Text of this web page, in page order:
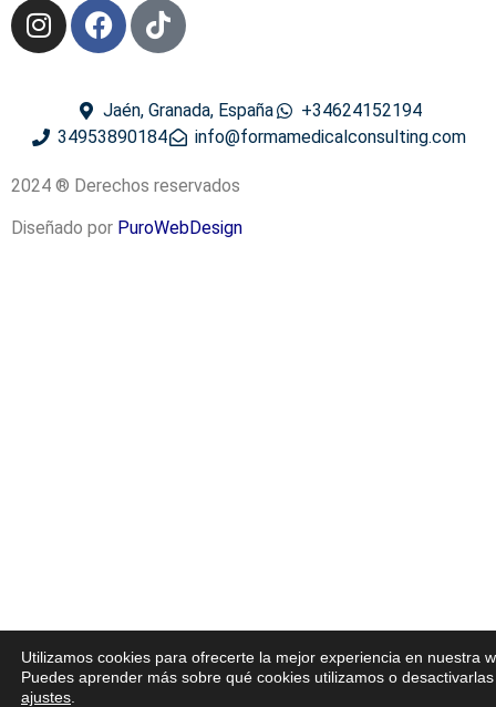
Jaén, Granada, España
+34624152194
34953890184
info@formamedicalconsulting.com
2024 ® Derechos reservados
Diseñado por PuroWebDesign
Utilizamos cookies para ofrecerte la mejor experiencia en nuestra
Puedes aprender más sobre qué cookies utilizamos o
ajustes